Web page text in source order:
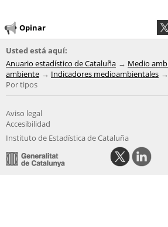
Opinar
Usted está aquí:
Anuario estadístico de Cataluña
Medio
ambiente
Indicadores medioambientales
Por tipos
Aviso legal
Accesibilidad
Instituto de Estadística de Cataluña